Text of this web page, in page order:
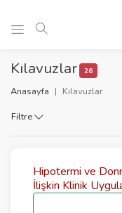
Kılavuzlar 26
Anasayfa
Kılavuzlar
Filtre
Hipotermi ve
İlişkin Klinik